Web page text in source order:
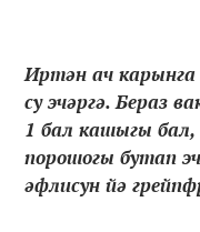
Иртән ач
су эчәргә. Бераз
1 бал кашыгы
порошогы бутап
әфлисун йә